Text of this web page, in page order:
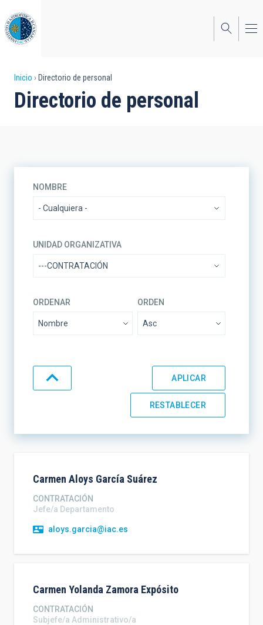
al
contenido
principal
Sobrescribir
enlaces
a
navegación
Inicio Directorio de personal
Directorio de personal
NOMBRE
UNIDAD ORGANIZATIVA
ORDENAR ORDEN
Carmen Aloys García Suárez
CONTRATACIÓN
Jefe/a Departamento
aloys.garcia@iac.es
Carmen Yolanda Zamora Expósito
CONTRATACIÓN
Subjefe/a Administrativo/a